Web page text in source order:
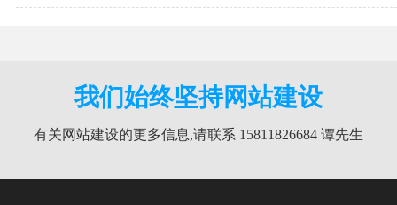
我们始终坚持网站建设
有关网站建设的更多信息,请联系 15811826684 谭先生